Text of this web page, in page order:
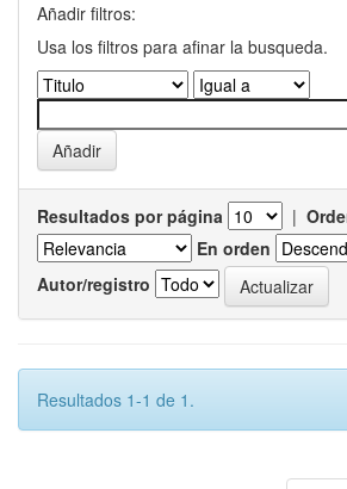
Añadir filtros:
Usa los filtros para afinar la busqueda.
Resultados por página |
En orden
Autor/registro
Resultados 1-1 de 1.